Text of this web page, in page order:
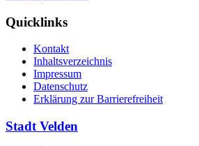
Quicklinks
Kontakt
Inhaltsverzeichnis
Impressum
Datenschutz
Erklärung zur Barrierefreiheit
Stadt Velden